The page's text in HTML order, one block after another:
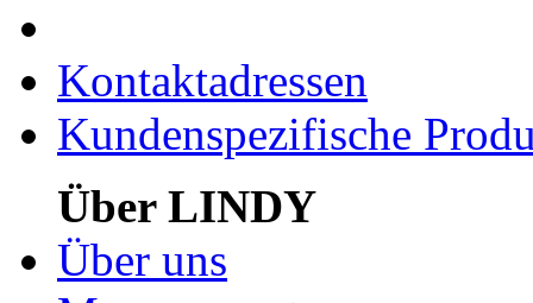
Kontaktadressen
Kundenspezifische
Über LINDY
Über uns